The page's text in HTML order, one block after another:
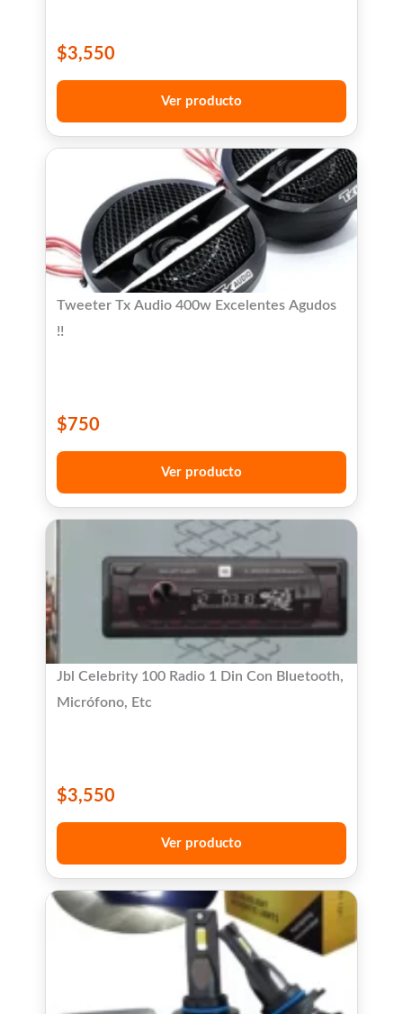
$3,550
Ver producto
Tweeter Tx Audio 400w Excelentes Agudos
!!
$750
Ver producto
Jbl Celebrity 100 Radio 1 Din Con Bluetooth,
Micrófono, Etc
$3,550
Ver producto